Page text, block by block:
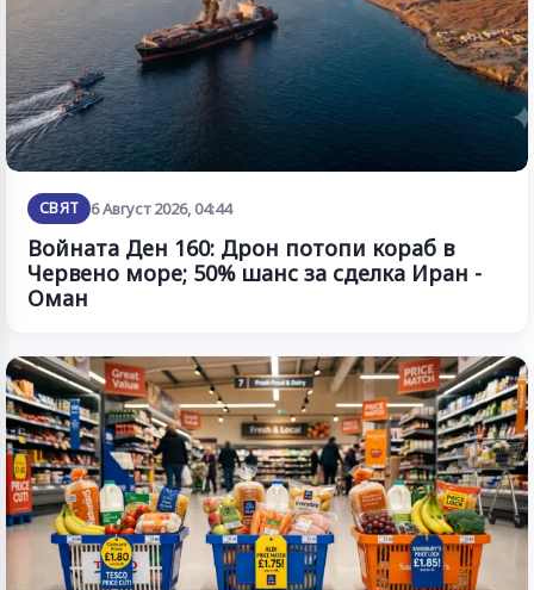
СВЯТ 6 Август 2026, 04:44
Войната Ден 160: Дрон потопи кораб в
Червено море; 50% шанс за сделка Иран -
Оман